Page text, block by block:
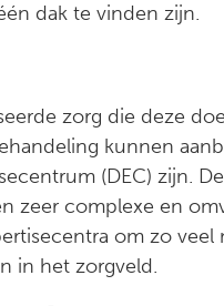
dak te vinden zijn.
zorg die deze
kunnen
(DEC) zijn.
zeer complexe en
om zo
in het zorgveld.